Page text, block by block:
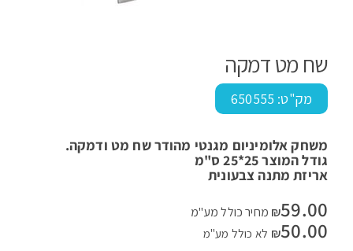
שח מט דמקה
מק"ט: 650555
משחק אלומיניום מגנטי מהודר שח מט ודמקה.
גודל המוצר 25*25 ס"מ
אריזת מתנה צבעונית
₪59.00
מחיר כולל מע"מ
₪50.00 לא כולל מע"מ